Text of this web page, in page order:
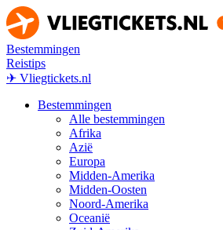
Bestemmingen
Reistips
✈ Vliegtickets.nl
Bestemmingen
Alle bestemmingen
Afrika
Azië
Europa
Midden-Amerika
Midden-Oosten
Noord-Amerika
Oceanië